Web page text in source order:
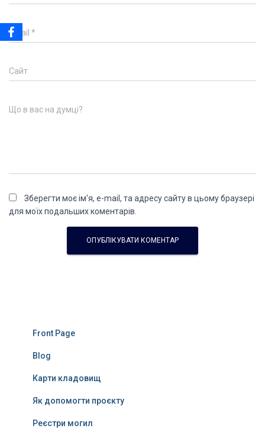
Email *
Сайт
Що в вас на думці?
Зберегти моє ім'я, e-mail, та адресу сайту в цьому браузері
для моїх подальших коментарів.
Front Page
Blog
Карти кладовищ
Як допомогти проєкту
Реєстри могил